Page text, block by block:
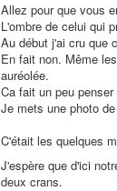
Allez pour que vous
L'ombre de celui qui
Au début j'ai cru que
En fait non. Même
auréolée.
Ca fait un peu
Je mets une photo
C'était les quelques
J'espère que d'ici
deux crans.